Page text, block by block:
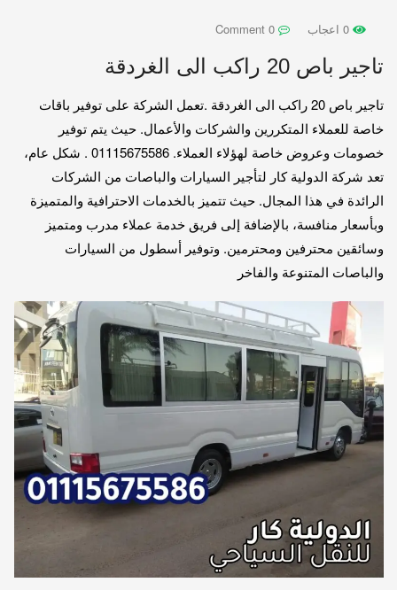
تاجير باص 20 راكب الى الغردقة
تاجير باص 20 راكب الى الغردقة .تعمل الشركة على توفير باقات
خاصة للعملاء المتكررين والشركات والأعمال. حيث يتم توفير
خصومات وعروض خاصة لهؤلاء العملاء. 01115675586 . شكل عام،
تعد شركة الدولية كار لتأجير السيارات والباصات من الشركات
الرائدة في هذا المجال. حيث تتميز بالخدمات الاحترافية والمتميزة
وبأسعار منافسة، بالإضافة إلى فريق خدمة عملاء مدرب ومتميز
وسائقين محترفين ومحترمين. وتوفير أسطول من السيارات
والباصات المتنوعة والفاخر